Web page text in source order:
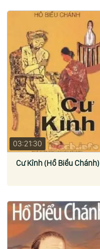
03:21:30
Cư Kỉnh (Hồ Biểu Chánh)